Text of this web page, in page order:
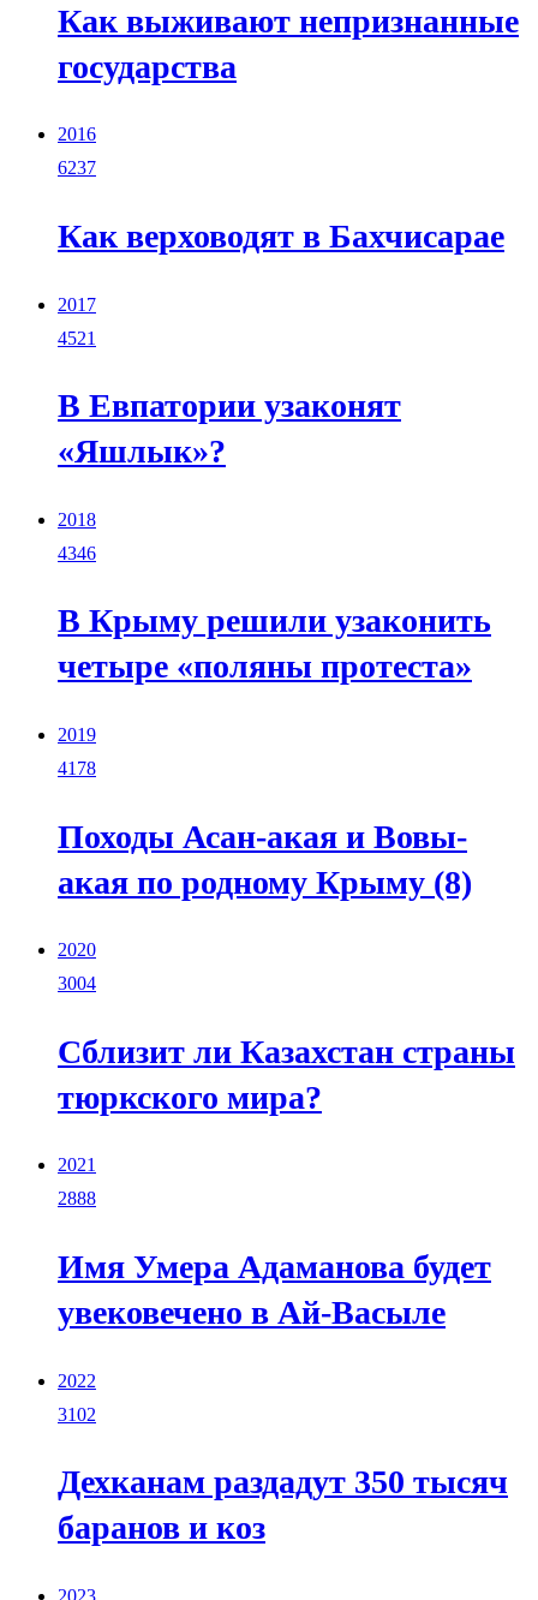
Как выживают непризнанные
государства
2016
6237
Как верховодят в Бахчисарае
2017
4521
В Евпатории узаконят
«Яшлык»?
2018
4346
В Крыму решили узаконить
четыре «поляны протеста»
2019
4178
Походы Асан-акая и Вовы-
акая по родному Крыму (8)
2020
3004
Сблизит ли Казахстан страны
тюркского мира?
2021
2888
Имя Умера Адаманова будет
увековечено в Ай-Васыле
2022
3102
Дехканам раздадут 350 тысяч
баранов и коз
2023